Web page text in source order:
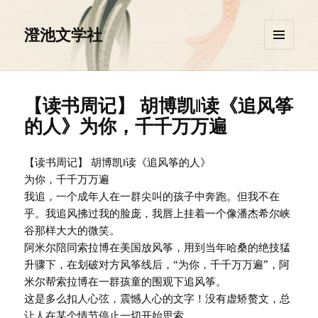
澄池文学社
挂件
【读书周记】 胡博凯‖读《追风筝
的人》为你，千千万万遍
【读书周记】 胡博凯‖读《追风筝的人》
为你，千千万万遍
我追，一个成年人在一群尖叫的孩子中奔跑。但我不在
乎。我追风拂过我的脸庞，我唇上挂着一个像潘杰希尔峡
谷那样大大的微笑。
阿米尔陪同索拉博在美国放风筝，用到当年哈桑的绝技猛
升骤下，在划破对方风筝线后，“为你，千千万万遍”，阿
米尔帮索拉博在一群孩童的围观下追风筝。
这是多么扣人心弦，震憾人心的文字！没有虚矫赘文，总